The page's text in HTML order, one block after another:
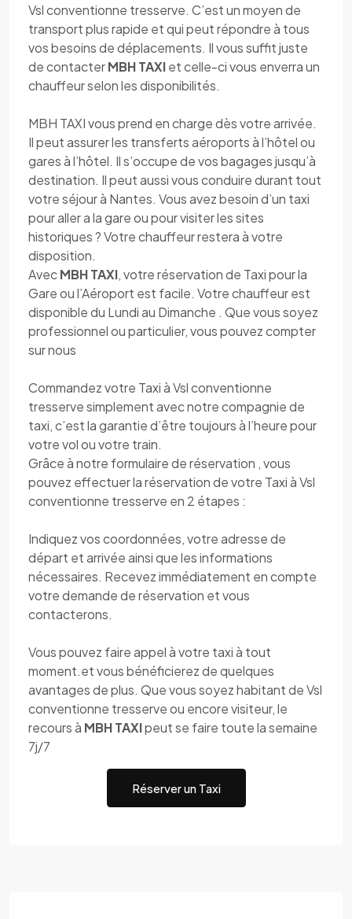
Vsl conventionne tresserve. C’est un moyen de
transport plus rapide et qui peut répondre à tous
vos besoins de déplacements. Il vous suffit juste
de contacterMBH TAXIet celle-ci vous enverra un
chauffeur selon les disponibilités.
MBH TAXI vous prend en charge dès votre arrivée.
Il peut assurer les transferts aéroports à l’hôtel ou
gares à l’hôtel. Il s’occupe de vos bagages jusqu’à
destination. Il peut aussi vous conduire durant tout
votre séjour à Nantes. Vous avez besoin d’un taxi
pour aller a la gare ou pour visiter les sites
historiques ? Votre chauffeur restera à votre
disposition.
AvecMBH TAXI, votre réservation de Taxi pour la
Gare ou l’Aéroport est facile. Votre chauffeur est
disponible du Lundi au Dimanche . Que vous soyez
professionnel ou particulier, vous pouvez compter
sur nous
Commandez votre Taxi à Vsl conventionne
tresserve simplement avec notre compagnie de
taxi, c’est la garantie d’être toujours à l’heure pour
votre vol ou votre train.
Grâce à notre formulaire de réservation , vous
pouvez effectuer la réservation de votre Taxi à Vsl
conventionne tresserve en 2 étapes :
Indiquez vos coordonnées, votre adresse de
départ et arrivée ainsi que les informations
nécessaires. Recevez immédiatement en compte
votre demande de réservation et vous
contacterons.
Vous pouvez faire appel à votre taxi à tout
moment.et vous bénéficierez de quelques
avantages de plus. Que vous soyez habitant de Vsl
conventionne tresserve ou encore visiteur, le
recours à MBH TAXIpeut se faire toute la semaine
7j/7
Réserver un Taxi